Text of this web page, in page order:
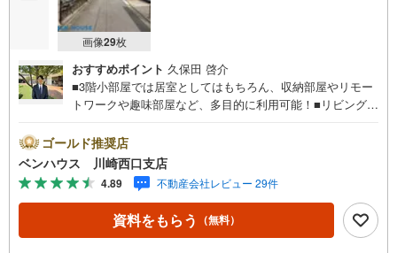
画像29枚
おすすめポイント 久保田 啓介
■3階小部屋では居室としてはもちろん、収納部屋やリモー
トワークや趣味部屋など、多目的に利用可能！■リビングに
ます！■充実収納完備でスッキリ ■ご見学をご希望のお客
様、平日・休日問わず ご対応させていただきます。■ま
た、オンライン案内・相談などにも対応しております。
どうぞ お気軽にご連絡下さい。その他にも・・・●「この
物件以外にも何件か一緒に物件を見てみたい」●「私はロー
ンいくら借りられるのだろう？」●「買替えなので、自宅が
ゴールド推奨店
ベンハウス 川崎西口支店
4.89 不動産会社レビュー 29件
資料をもらう （無料）